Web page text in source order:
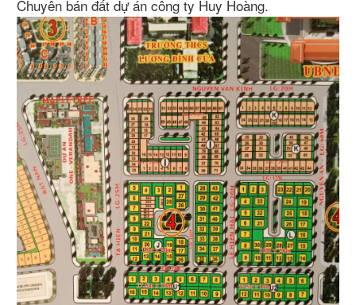
Chuyên bán đất dự án công ty Huy Hoàng.